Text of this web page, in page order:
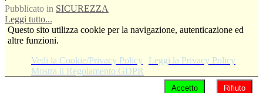
Pubblicato in SICUREZZA
Leggi tutto...
Questo sito utilizza cookie per la navigazione, autenticazione ed
altre funzioni.
Vedi la Cookie/Privacy Policy
Leggi la Privacy Policy
Mostra il Regolamento GDPR
Rifiuto
Accetto